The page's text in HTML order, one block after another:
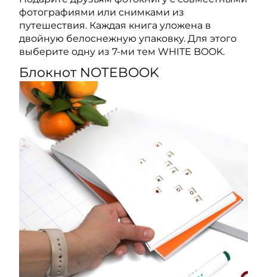
фотографиями или снимками из
путешествия. Каждая книга уложена в
двойную белоснежную упаковку. Для этого
выберите одну из 7-ми тем WHITE BOOK.
Блокнот NOTEBOOK